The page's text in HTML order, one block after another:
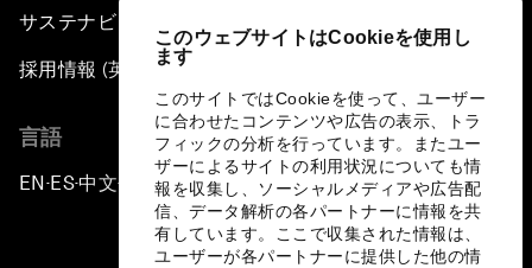
このウェブサイトはCookieを使用し
ます
このサイトではCookieを使って、ユーザー
に合わせたコンテンツや広告の表示、トラ
フィックの分析を行っています。またユー
ザーによるサイトの利用状況についても情
報を収集し、ソーシャルメディアや広告配
信、データ解析の各パートナーに情報を共
有しています。ここで収集された情報は、
ユーザーが各パートナーに提供した他の情
サステナビリティへの取り組み
採用情報 (英語のみ)
言語
EN ▪ES▪中文▪ 日本語